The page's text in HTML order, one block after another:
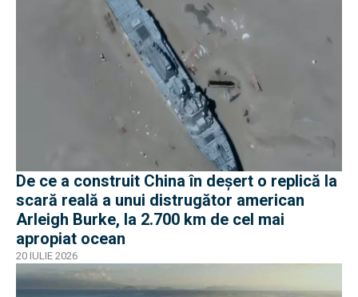
De ce a construit China în deșert o replică la
scară reală a unui distrugător american
Arleigh Burke, la 2.700 km de cel mai
apropiat ocean
20 IULIE 2026